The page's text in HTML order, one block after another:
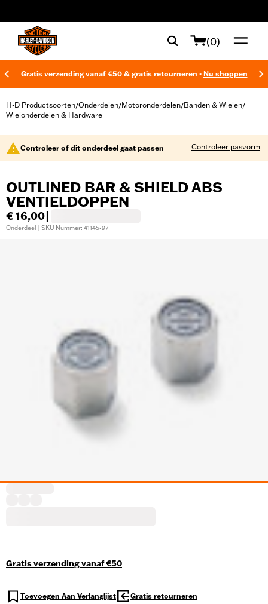
(0)
Gratis verzending vanaf €50 & gratis retourneren - Nu shoppen
H-D Productsoorten/Onderdelen/Motoronderdelen/Banden & Wielen/
Wielonderdelen & Hardware
Controleer of dit onderdeel gaat passen Controleer pasvorm
OUTLINED BAR & SHIELD ABS
VENTIELDOPPEN
€ 16,00
Onderdeel | SKU Nummer: 41145-97
Gratis verzending vanaf €50
Toevoegen Aan Verlanglijst Gratis retourneren